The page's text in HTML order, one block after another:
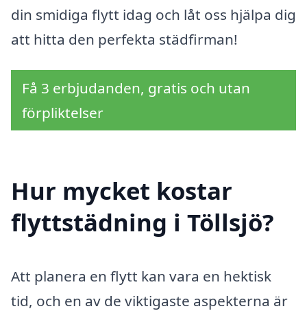
din smidiga flytt idag och låt oss hjälpa dig
att hitta den perfekta städfirman!
Få 3 erbjudanden, gratis och utan
förpliktelser
Hur mycket kostar
flyttstädning i Töllsjö?
Att planera en flytt kan vara en hektisk
tid, och en av de viktigaste aspekterna är